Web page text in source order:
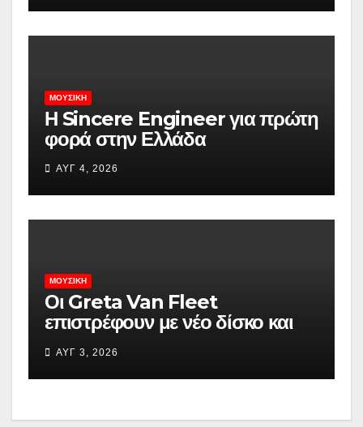
ΜΟΥΣΙΚΉ
Η Sincere Engineer για πρώτη
φορά στην Ελλάδα
ΑΥΓ 4, 2026
ΜΟΥΣΙΚΉ
Οι Greta Van Fleet
επιστρέφουν με νέο δίσκο και
single
ΑΥΓ 3, 2026